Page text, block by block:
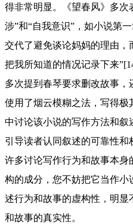
得非常明显。《望春风》多次
涉”和“自我意识”，如小说第
交代了避免谈论妈妈的理由，
把我所知道的情况记录下来
多次提到春琴要求删改故事
使用了烟云模糊之法，写得极
中讨论该小说的写作方法和叙
引导读者认同叙述的可靠性和
许多讨论写作行为和故事本身
构的成分，您不妨把它当作小
述行为和故事的虚构性，明
和故事的真实性。